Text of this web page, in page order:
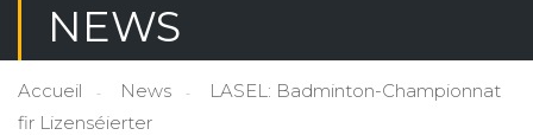
NEWS
Accueil News
LASEL: Badminton-Championnat
fir Lizenséierter